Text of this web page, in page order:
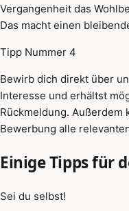
Vergangenheit das
Das macht einen
Tipp Nummer 4
Bewirb dich direkt über
Interesse und erhältst
Rückmeldung. Außerdem
Bewerbung alle
Einige Tipps für
Sei du selbst!